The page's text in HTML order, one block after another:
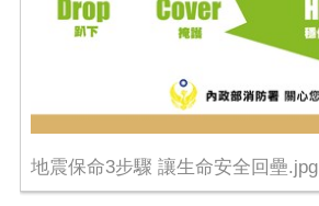
地震保命3步驟 讓生命安全回壘.jpg